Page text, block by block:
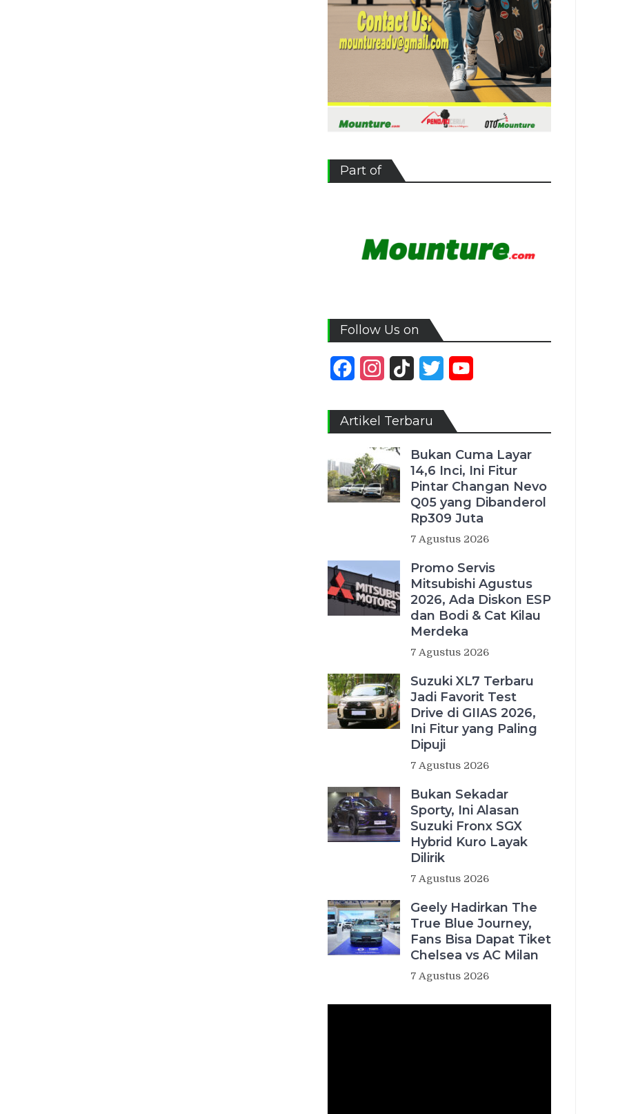
Part of
Follow Us on
FacebookInstagram
TikTok Twitter
Artikel Terbaru
Bukan Cuma Layar
14,6 Inci, Ini Fitur
Pintar Changan Nevo
Q05 yang Dibanderol
Rp309 Juta
7 Agustus 2026
Promo Servis
Mitsubishi Agustus
2026, Ada Diskon ESP
dan Bodi & Cat Kilau
Merdeka
7 Agustus 2026
Suzuki XL7 Terbaru
Jadi Favorit Test
Drive di GIIAS 2026,
Ini Fitur yang Paling
Dipuji
7 Agustus 2026
Bukan Sekadar
Sporty, Ini Alasan
Suzuki Fronx SGX
Hybrid Kuro Layak
Dilirik
7 Agustus 2026
Geely Hadirkan The
True Blue Journey,
Fans Bisa Dapat Tiket
Chelsea vs AC Milan
7 Agustus 2026